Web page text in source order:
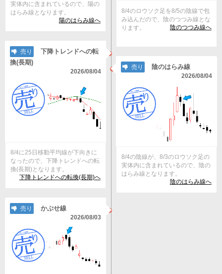
実体内に含まれているので、陽の
はらみ線となります。
陽のはらみ線へ
8/4のロウソク足を8/5の陰線で包
み込んだので、陰のつつみ線とな
ります。
陰のつつみ線へ
売り
下降トレンドへの転
換(長期)
2026/08/04
8/4に25日移動平均線が下向きに
なったので、下降トレンドへの転
換(長期)となります。
下降トレンドへの転換(長期)へ
売り 陰のはらみ線
2026/08/04
8/4の陰線が、8/3のロウソク足の
実体内に含まれているので、陰の
はらみ線となります。
陰のはらみ線へ
売り かぶせ線
2026/08/03